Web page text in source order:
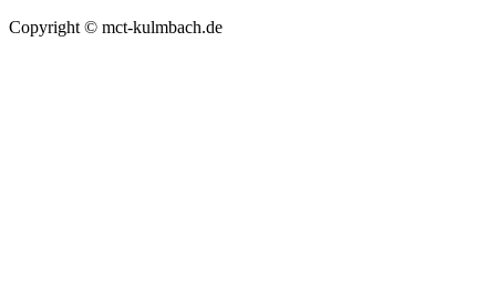
Copyright © mct-kulmbach.de